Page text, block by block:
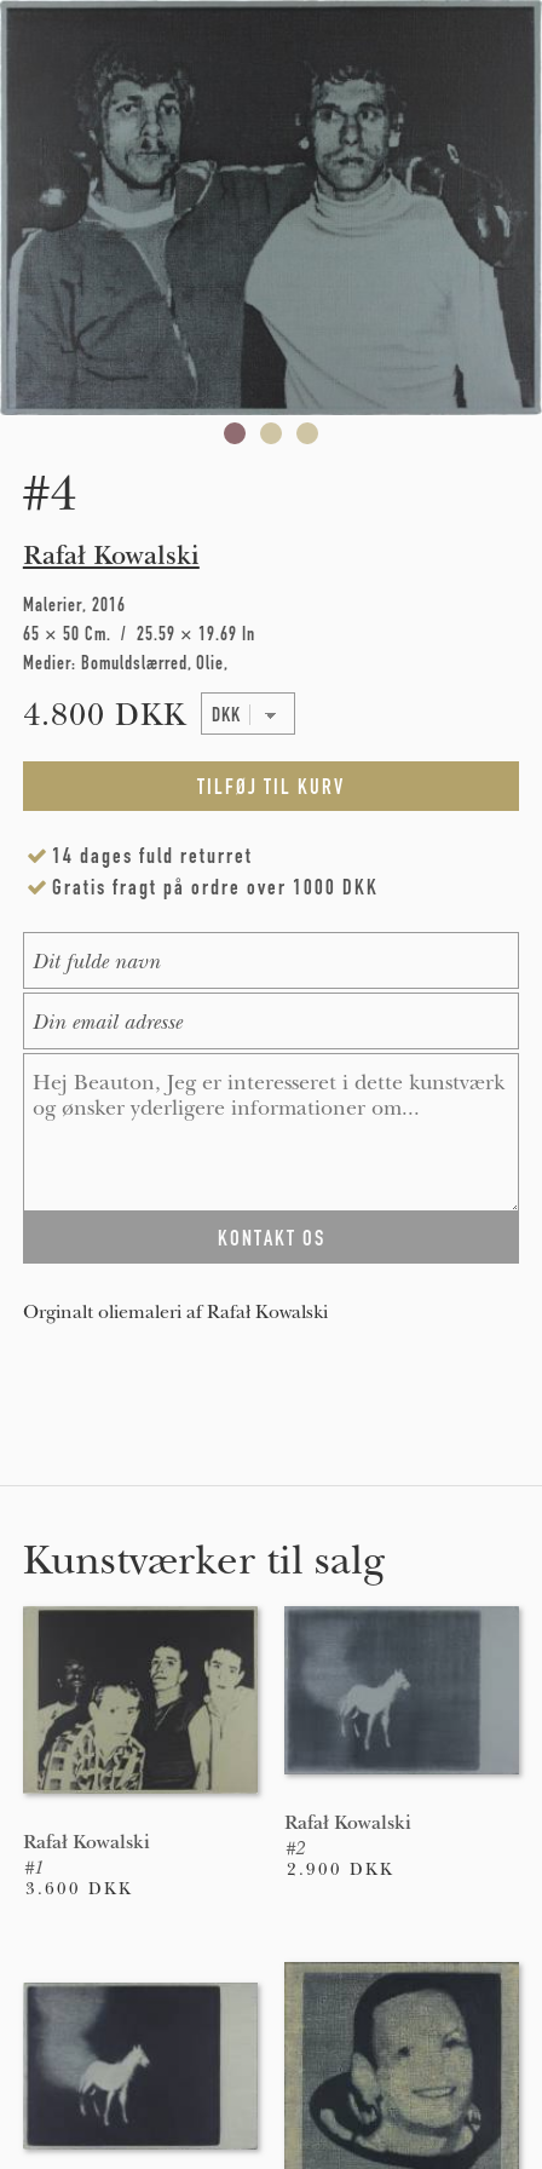
Skip to main content
#4
Rafał Kowalski
Malerier 2016
65 × 50 Cm
25.59 × 19.69 In
Medier: Bomuldslærred Olie
4.800 DKK
14 dages fuld returret
Gratis fragt på ordre over 1000 DKK
Orginalt oliemaleri af Rafał Kowalski
Kunstværker til salg
Rafał Kowalski
#1
3.600 DKK
Rafał Kowalski
#2
2.900 DKK